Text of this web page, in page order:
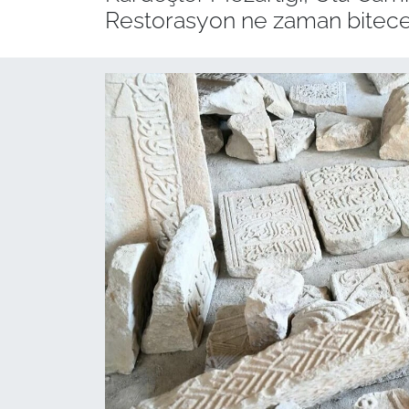
Restorasyon ne zaman